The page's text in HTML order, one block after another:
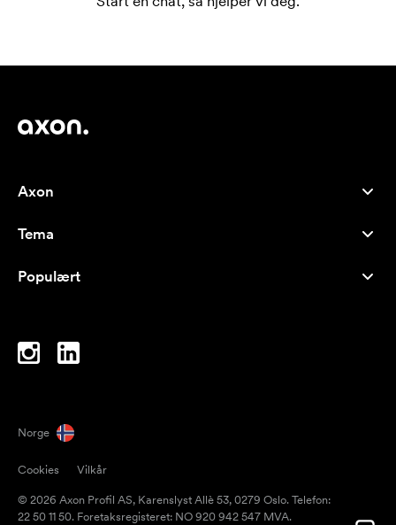
Axon
Om oss
Careers
Tema
Bestselgere
Inspirasjon
Populært
Notatblokker
Paraplyer
Norge
Cookies
Vilkår
© 2026 Axon Profil AS, Karenslyst Allè 53, 0279 Oslo. Telefon:
22 50 11 50. Foretaksregisteret: NO 920 942 547 MVA.